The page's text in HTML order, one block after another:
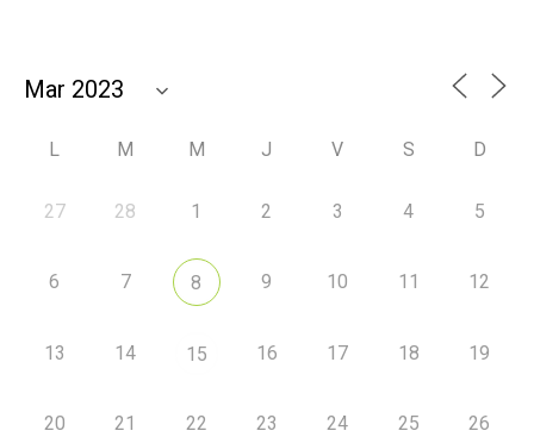
L M M J V S D
27 28 1 2 3 4 5
6 7 8 9 10 11 12
13 14 15 16 17 18 19
20 21 22 23 24 25 26